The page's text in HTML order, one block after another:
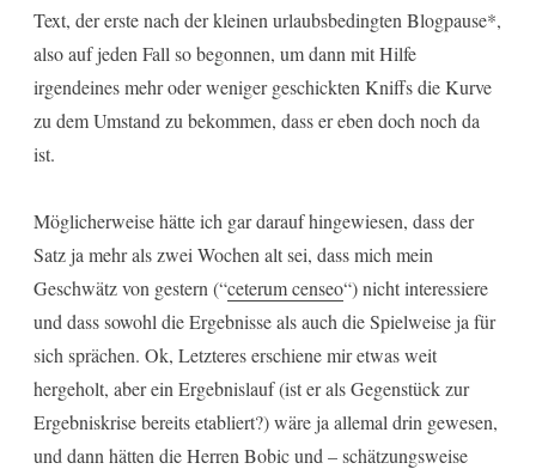
Text, der erste nach der kleinen urlaubsbedingten Blogpause*,
also auf jeden Fall so begonnen, um dann mit Hilfe
irgendeines mehr oder weniger geschickten Kniffs die Kurve
zu dem Umstand zu bekommen, dass er eben doch noch da
ist.
Möglicherweise hätte ich gar darauf hingewiesen, dass der
Satz ja mehr als zwei Wochen alt sei, dass mich mein
Geschwätz von gestern (“ceterum censeo“) nicht interessiere
und dass sowohl die Ergebnisse als auch die Spielweise ja für
sich sprächen. Ok, Letzteres erschiene mir etwas weit
hergeholt, aber ein Ergebnislauf (ist er als Gegenstück zur
Ergebniskrise bereits etabliert?) wäre ja allemal drin gewesen,
und dann hätten die Herren Bobic und – schätzungsweise